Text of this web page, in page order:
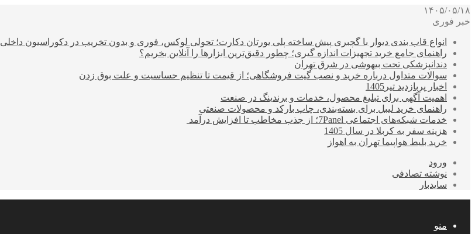
۱۴۰۵/۰۵/۱۸
خبر فوری
انواع قاب بندی دیوار با گچبری پیش ساخته پلی یورتان دکارت؛ تحولی لوکس، فوری و بدون تخریب در دکوراسیون داخلی
راهنمای جامع خرید تجهیزات اندازه گیری؛ چطور دقیق‌ترین ابزارها را آنلاین بخریم؟
دندانپزشکی تحت بیهوشی در شرق تهران
سوالات متداول درباره خرید و نصب گیت فروشگاهی؛ از قیمت تا تنظیم حساسیت و علت بوق زدن
اخبار پربازدید تیر1405
اهمیت آگهی برای تبلیغ محصول، خدمات و برندینگ در صنعت
راهنمای خرید لیبل برای بسته‌بندی، چاپ بارکد و محصولات صنعتی
خدمات شبکه‌های اجتماعی 7Panel؛ از جذب مخاطب تا افزایش درآمد
هزینه سفر به کربلا در سال 1405
خرید بلیط هواپیما تهران به اهواز
ورود
نوشته تصادفی
سایدبار
منو